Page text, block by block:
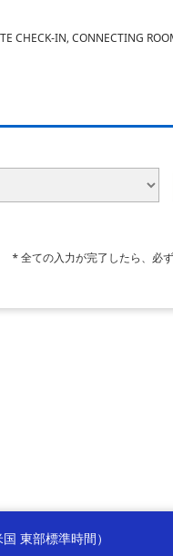
CHECK-IN, CONNECTING
* 全ての入力が完了したら、必
東部標準時間）